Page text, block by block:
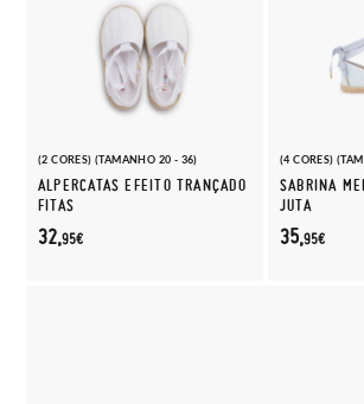
(2 CORES) (TAMANHO 20 - 36)
ALPERCATAS EFEITO TRANÇADO
FITAS
32,95€
(4 CORES)
SABRINA
JUTA
35,95€